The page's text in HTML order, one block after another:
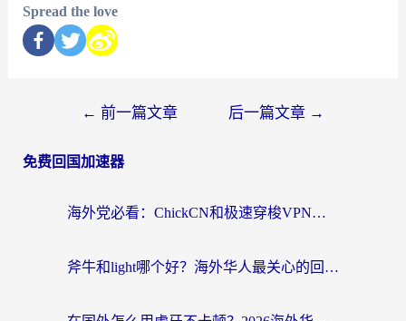
Spread the love
← 前一篇文章 后一篇文章 →
免费回国加速器
海外党必看：ChickCN和极速穿梭VPN好用吗？3招教你选对回国加速器无缝刷国内资源
斧牛和light哪个好？海外华人最关心的回国加速器选择难题，一篇讲透